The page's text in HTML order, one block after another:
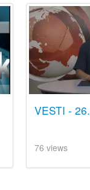
VESTI -
76 views